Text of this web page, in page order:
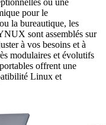
pour le
la bureautique, les
sont assemblés sur
à vos besoins et à
modulaires et évolutifs
offrent une
Linux et